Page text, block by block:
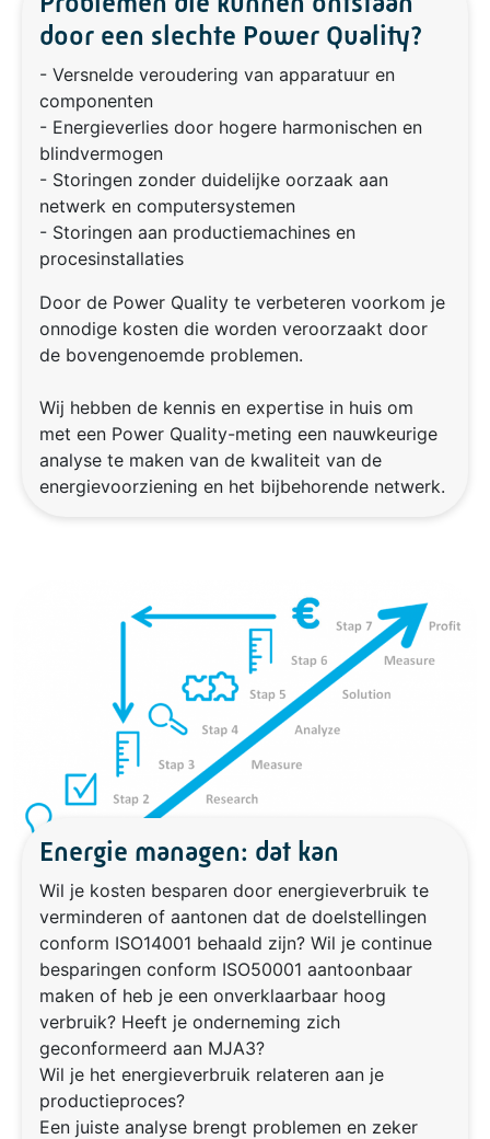
door een slechte Power Quality?
- Versnelde veroudering van apparatuur en
componenten
- Energieverlies door hogere harmonischen en
blindvermogen
- Storingen zonder duidelijke oorzaak aan
netwerk en computersystemen
- Storingen aan productiemachines en
procesinstallaties
Door de Power Quality te verbeteren voorkom je
onnodige kosten die worden veroorzaakt door
de bovengenoemde problemen.
Wij hebben de kennis en expertise in huis om
met een Power Quality-meting een nauwkeurige
analyse te maken van de kwaliteit van de
energievoorziening en het bijbehorende netwerk.
Energie managen: dat kan
Wil je kosten besparen door energieverbruik te
verminderen of aantonen dat de doelstellingen
conform ISO14001 behaald zijn? Wil je continue
besparingen conform ISO50001 aantoonbaar
maken of heb je een onverklaarbaar hoog
verbruik? Heeft je onderneming zich
geconformeerd aan MJA3?
Wil je het energieverbruik relateren aan je
productieproces?
Een juiste analyse brengt problemen en zeker